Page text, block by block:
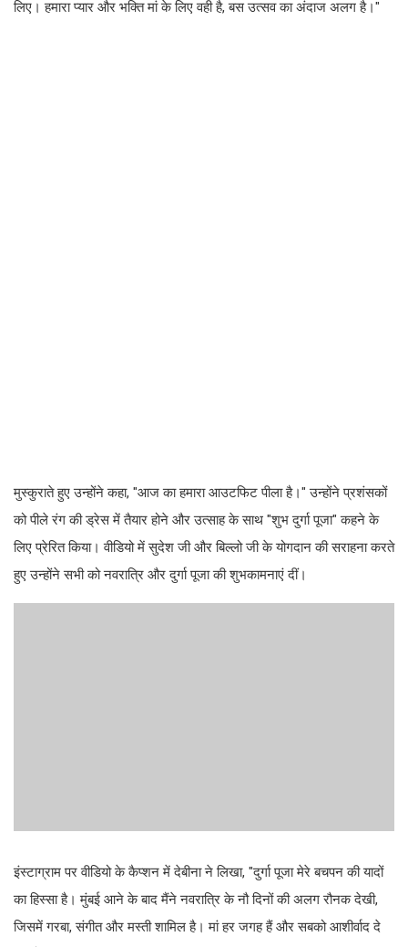
लिए। हमारा प्यार और भक्ति मां के लिए वही है, बस उत्सव का अंदाज अलग है।"
मुस्कुराते हुए उन्होंने कहा, "आज का हमारा आउटफिट पीला है।" उन्होंने प्रशंसकों
को पीले रंग की ड्रेस में तैयार होने और उत्साह के साथ "शुभ दुर्गा पूजा" कहने के
लिए प्रेरित किया। वीडियो में सुदेश जी और बिल्लो जी के योगदान की सराहना करते
हुए उन्होंने सभी को नवरात्रि और दुर्गा पूजा की शुभकामनाएं दीं।
इंस्टाग्राम पर वीडियो के कैप्शन में देबीना ने लिखा, "दुर्गा पूजा मेरे बचपन की यादों
का हिस्सा है। मुंबई आने के बाद मैंने नवरात्रि के नौ दिनों की अलग रौनक देखी,
जिसमें गरबा, संगीत और मस्ती शामिल है। मां हर जगह हैं और सबको आशीर्वाद दे